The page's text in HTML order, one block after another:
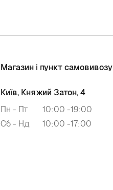
Магазин і пункт самовивозу
Київ, Княжий Затон, 4
Пн - Пт
10:00 -19:00
Сб - Нд
10:00 -17:00